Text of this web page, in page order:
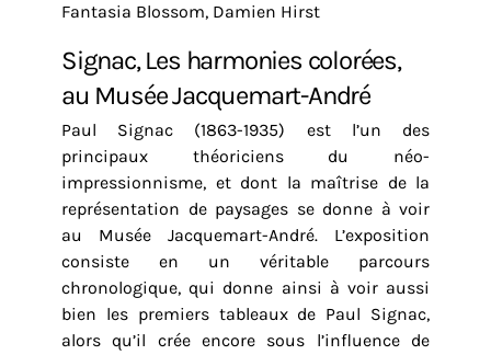
Fantasia Blossom, Damien Hirst
Signac, Les harmonies colorées,
au Musée Jacquemart-André
Paul Signac (1863-1935) est l’un des
principaux théoriciens du néo-
impressionnisme, et dont la maîtrise de la
représentation de paysages se donne à voir
au Musée Jacquemart-André. L’exposition
consiste en un véritable parcours
chronologique, qui donne ainsi à voir aussi
bien les premiers tableaux de Paul Signac,
alors qu’il crée encore sous l’influence de